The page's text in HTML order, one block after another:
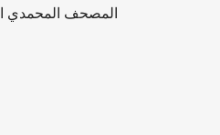
المصحف المحمدي